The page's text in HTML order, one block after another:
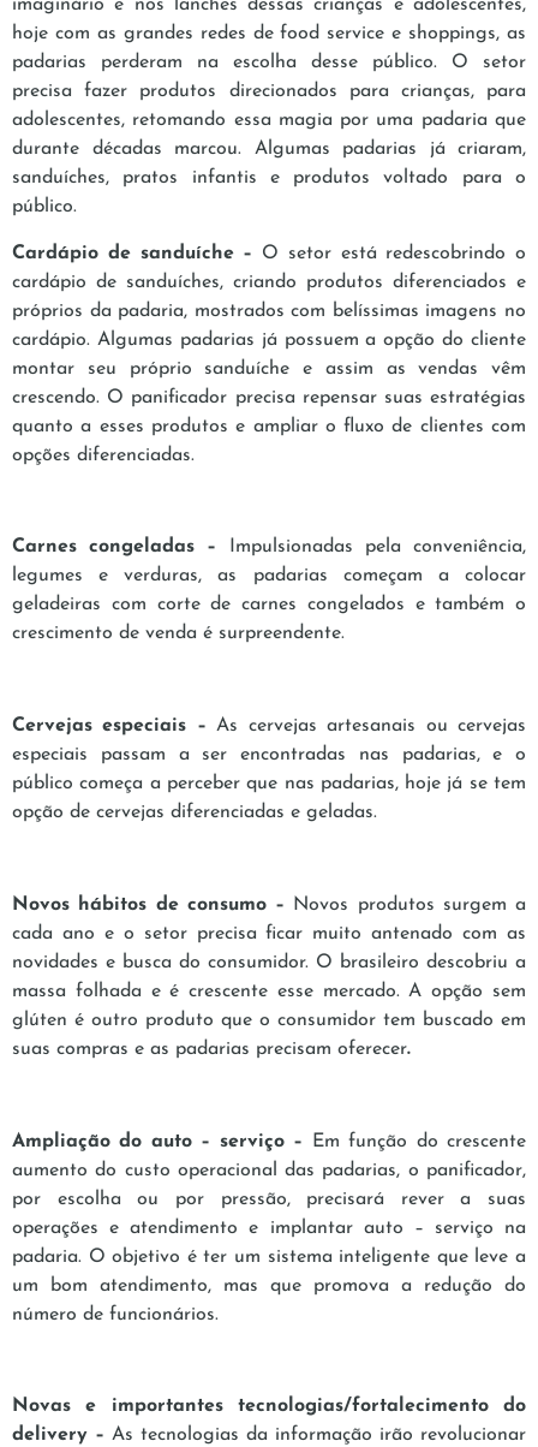
imaginário e nos lanches dessas crianças e adolescentes,
hoje com as grandes redes de food service e shoppings, as
padarias perderam na escolha desse público. O setor
precisa fazer produtos direcionados para crianças, para
adolescentes, retomando essa magia por uma padaria que
durante décadas marcou. Algumas padarias já criaram,
sanduíches, pratos infantis e produtos voltado para o
público.
Cardápio de sanduíche – O setor está redescobrindo o
cardápio de sanduíches, criando produtos diferenciados e
próprios da padaria, mostrados com belíssimas imagens no
cardápio. Algumas padarias já possuem a opção do cliente
montar seu próprio sanduíche e assim as vendas vêm
crescendo. O panificador precisa repensar suas estratégias
quanto a esses produtos e ampliar o fluxo de clientes com
opções diferenciadas.
Carnes congeladas – Impulsionadas pela conveniência,
legumes e verduras, as padarias começam a colocar
geladeiras com corte de carnes congelados e também o
crescimento de venda é surpreendente.
Cervejas especiais –As cervejas artesanais ou cervejas
especiais passam a ser encontradas nas padarias, e o
público começa a perceber que nas padarias, hoje já se tem
opção de cervejas diferenciadas e geladas.
Novos hábitos de consumo –
Novos produtos surgem a
cada ano e o setor precisa ficar muito antenado com as
novidades e busca do consumidor. O brasileiro descobriu a
massa folhada e é crescente esse mercado. A opção sem
glúten é outro produto que o consumidor tem buscado em
suas compras e as padarias precisam oferecer.
Ampliação do auto – serviço –
Em função do crescente
aumento do custo operacional das padarias, o panificador,
por escolha ou por pressão, precisará rever a suas
operações e atendimento e implantar auto – serviço na
padaria. O objetivo é ter um sistema inteligente que leve a
um bom atendimento, mas que promova a redução do
número de funcionários.
Novas e importantes tecnologias/fortalecimento do
delivery – As tecnologias da informação irão revolucionar